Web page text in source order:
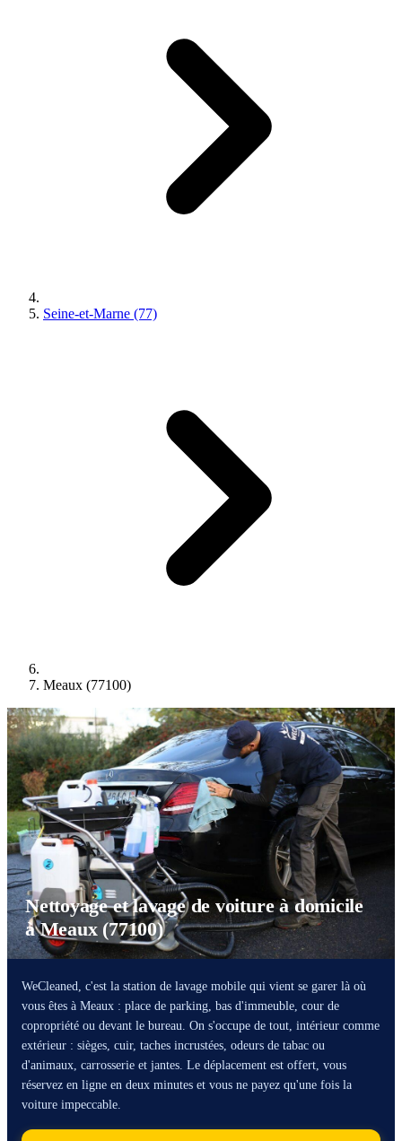
Seine-et-Marne (77)
Meaux (77100)
Nettoyage et lavage de voiture à domicile
à Meaux (77100)
WeCleaned, c'est la station de lavage mobile qui vient se garer là où
vous êtes à Meaux : place de parking, bas d'immeuble, cour de
copropriété ou devant le bureau. On s'occupe de tout, intérieur comme
extérieur : sièges, cuir, taches incrustées, odeurs de tabac ou
d'animaux, carrosserie et jantes. Le déplacement est offert, vous
réservez en ligne en deux minutes et vous ne payez qu'une fois la
voiture impeccable.